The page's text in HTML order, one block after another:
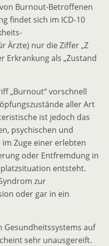
Burnout-Betroffenen
findet sich im ICD-10
Ärzte) nur die Ziffer „Z
Erkrankung als „Zustand
„Burnout“ vorschnell
aller Art
ist jedoch das
psychischen und
Zuge einer erlebten
oder Entfremdung in
entsteht.
zur
oder gar in ein
Gesundheitssystems auf
sehr unausgereift.